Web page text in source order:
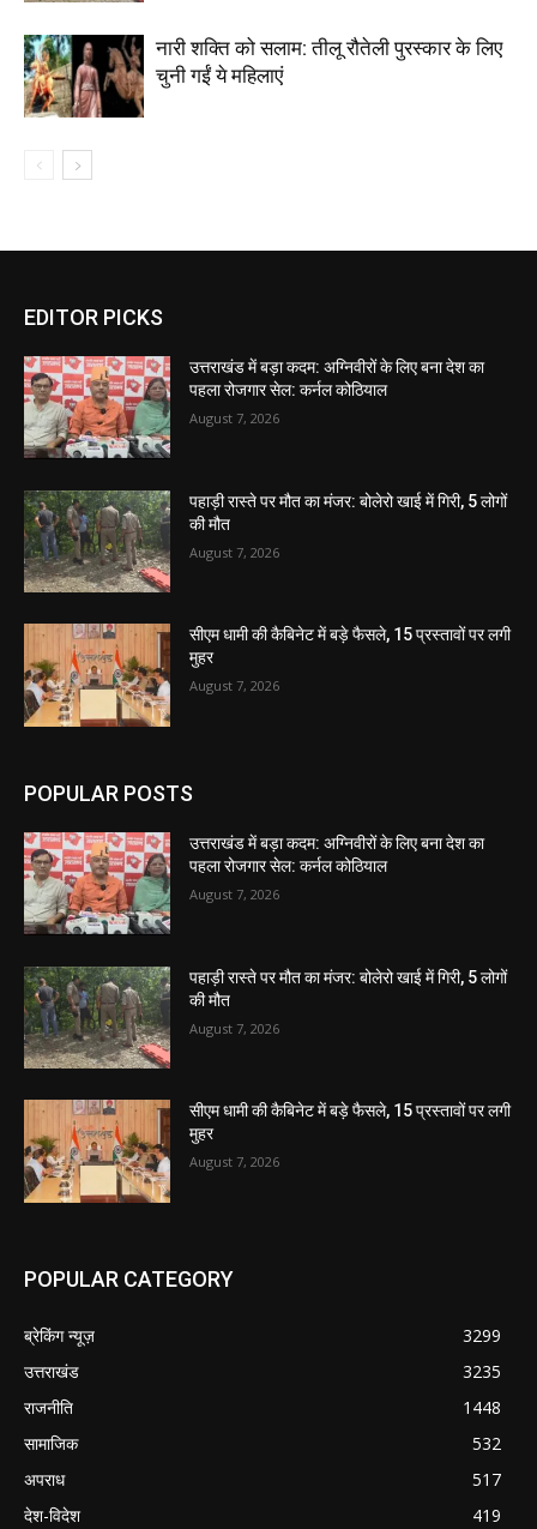
नारी शक्ति को सलाम: तीलू रौतेली पुरस्कार के लिए
चुनी गईं ये महिलाएं
EDITOR PICKS
उत्तराखंड में बड़ा कदम: अग्निवीरों के लिए बना देश का
पहला रोजगार सेल: कर्नल कोठियाल
August 7, 2026
पहाड़ी रास्ते पर मौत का मंजर: बोलेरो खाई में गिरी, 5 लोगों
की मौत
August 7, 2026
सीएम धामी की कैबिनेट में बड़े फैसले, 15 प्रस्तावों पर लगी
मुहर
August 7, 2026
POPULAR POSTS
उत्तराखंड में बड़ा कदम: अग्निवीरों के लिए बना देश का
पहला रोजगार सेल: कर्नल कोठियाल
August 7, 2026
पहाड़ी रास्ते पर मौत का मंजर: बोलेरो खाई में गिरी, 5 लोगों
की मौत
August 7, 2026
सीएम धामी की कैबिनेट में बड़े फैसले, 15 प्रस्तावों पर लगी
मुहर
August 7, 2026
POPULAR CATEGORY
ब्रेकिंग न्यूज़
3299
उत्तराखंड
3235
राजनीति
1448
सामाजिक
532
अपराध
517
देश-विदेश
419